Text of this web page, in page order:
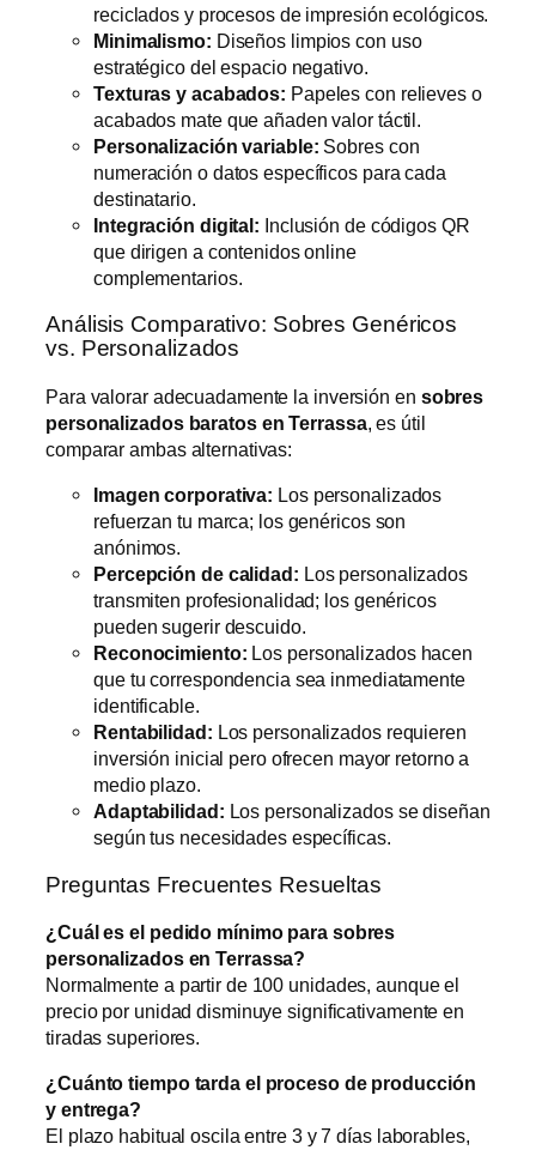
reciclados y procesos de impresión ecológicos.
Minimalismo: Diseños limpios con uso
estratégico del espacio negativo.
Texturas y acabados: Papeles con relieves o
acabados mate que añaden valor táctil.
Personalización variable: Sobres con
numeración o datos específicos para cada
destinatario.
Integración digital: Inclusión de códigos QR
que dirigen a contenidos online
complementarios.
Análisis Comparativo: Sobres Genéricos
vs. Personalizados
Para valorar adecuadamente la inversión en sobres
personalizados baratos en Terrassa, es útil
comparar ambas alternativas:
Imagen corporativa: Los personalizados
refuerzan tu marca; los genéricos son
anónimos.
Percepción de calidad: Los personalizados
transmiten profesionalidad; los genéricos
pueden sugerir descuido.
Reconocimiento: Los personalizados hacen
que tu correspondencia sea inmediatamente
identificable.
Rentabilidad: Los personalizados requieren
inversión inicial pero ofrecen mayor retorno a
medio plazo.
Adaptabilidad: Los personalizados se diseñan
según tus necesidades específicas.
Preguntas Frecuentes Resueltas
¿Cuál es el pedido mínimo para sobres
personalizados en Terrassa?
Normalmente a partir de 100 unidades, aunque el
precio por unidad disminuye significativamente en
tiradas superiores.
¿Cuánto tiempo tarda el proceso de producción
y entrega?
El plazo habitual oscila entre 3 y 7 días laborables,